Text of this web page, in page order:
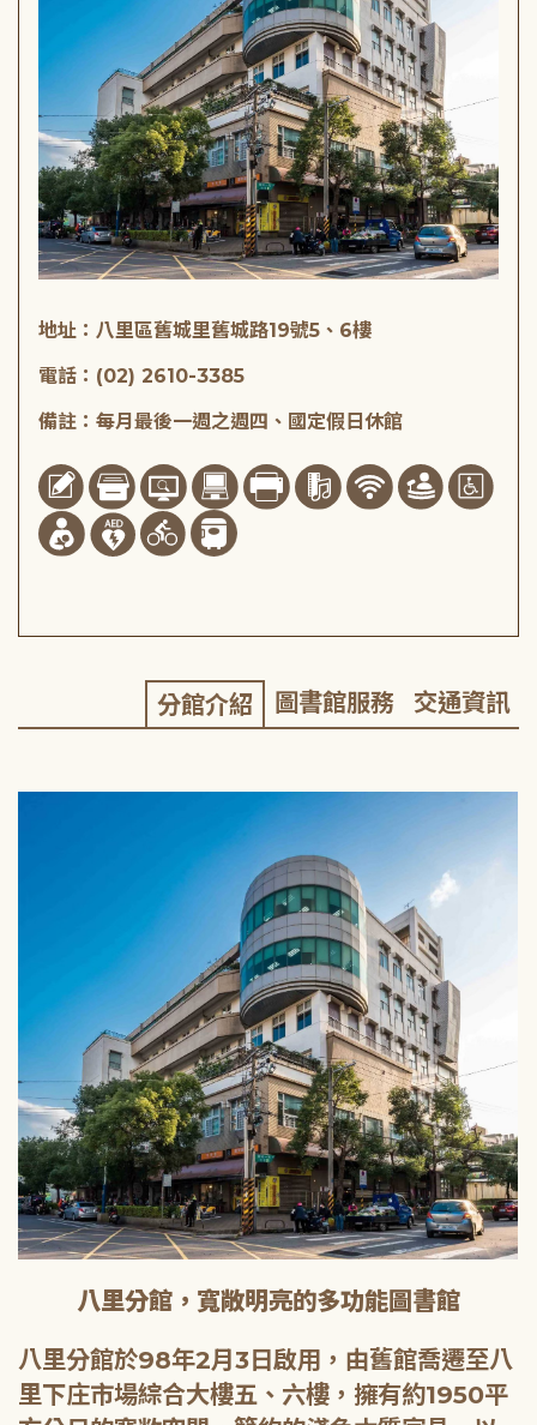
地址：八里區舊城里舊城路19號5、6樓
電話：(02) 2610-3385
備註：每月最後一週之週四、國定假日休館
分館介紹 圖書館服務 交通資訊
八里分館，寬敞明亮的多功能圖書館
八里分館於98年2月3日啟用，由舊館喬遷至八
里下庄市場綜合大樓五、六樓，擁有約1950平